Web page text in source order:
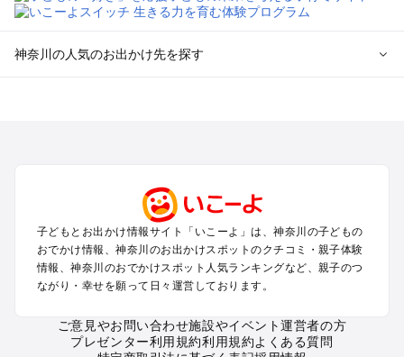
神奈川の人気のお出かけ先を探す
小田原・熱海・湯河原・真鶴のプールお出かけ
町田・相模原・愛川・上野原のプールお出かけ
新横浜・港北エリア・日吉・青葉台・鶴見のプールお出かけ
川崎のプールお出かけ
海老名・厚木のプールお出かけ
箱根（湯本・強羅・小涌谷・仙石原・芦ノ湖）のプールお出か
子どもとお出かけ情報サイト「いこーよ」は、神奈川の子どもの
おでかけ情報、神奈川のお出かけスポットのクチコミ・親子体験
情報、神奈川のおでかけスポット人気ランキングなど、親子のつ
ながり・幸せを願って日々運営しております。
ご意見やお問い合わせ施設やイベント運営者の方
プレゼンター利用規約利用規約よくある質問